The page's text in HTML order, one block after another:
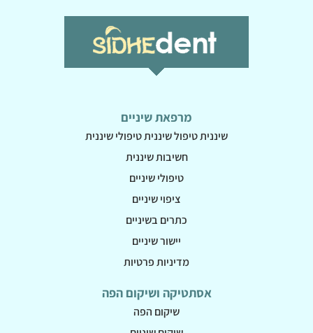
מרפאת שיניים
שיננית טיפול שיננית טיפולי שיננית
חשיבות שיננית
טיפולי שיניים
ציפוי שיניים
כתרים בשיניים
יישור שיניים
מדיניות פרטיות
אסתטיקה ושיקום הפה
שיקום הפה